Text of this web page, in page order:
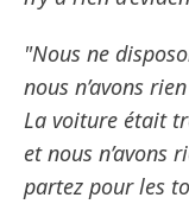
"Nous ne
nous n’avons
La voiture était
et nous n’avons
partez pour les